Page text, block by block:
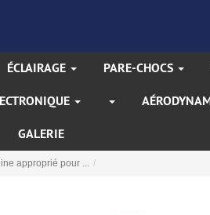
ÉCLAIRAGE PARE-CHOCS
GALERIE
approprié pour ...